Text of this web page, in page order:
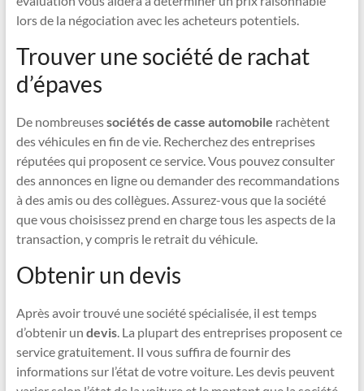
lors de la négociation avec les acheteurs potentiels.
Trouver une société de rachat
d’épaves
De nombreusessociétés de casse automobile rachètent
des véhicules en fin de vie. Recherchez des entreprises
réputées qui proposent ce service. Vous pouvez consulter
des annonces en ligne ou demander des recommandations
à des amis ou des collègues. Assurez-vous que la société
que vous choisissez prend en charge tous les aspects de la
transaction, y compris le retrait du véhicule.
Obtenir un devis
Après avoir trouvé une société spécialisée, il est temps
d’obtenir un devis. La plupart des entreprises proposent ce
service gratuitement. Il vous suffira de fournir des
informations sur l’état de votre voiture. Les devis peuvent